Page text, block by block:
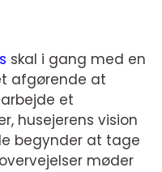
skal i gang med en
afgørende at
et
husejerens vision
begynder at tage
møder